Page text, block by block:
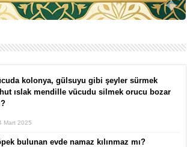
kolonya, gülsuyu gibi şeyler sürmek
ıslak mendille vücudu silmek orucu bozar
Mart 2025
bulunan evde namaz kılınmaz mı?